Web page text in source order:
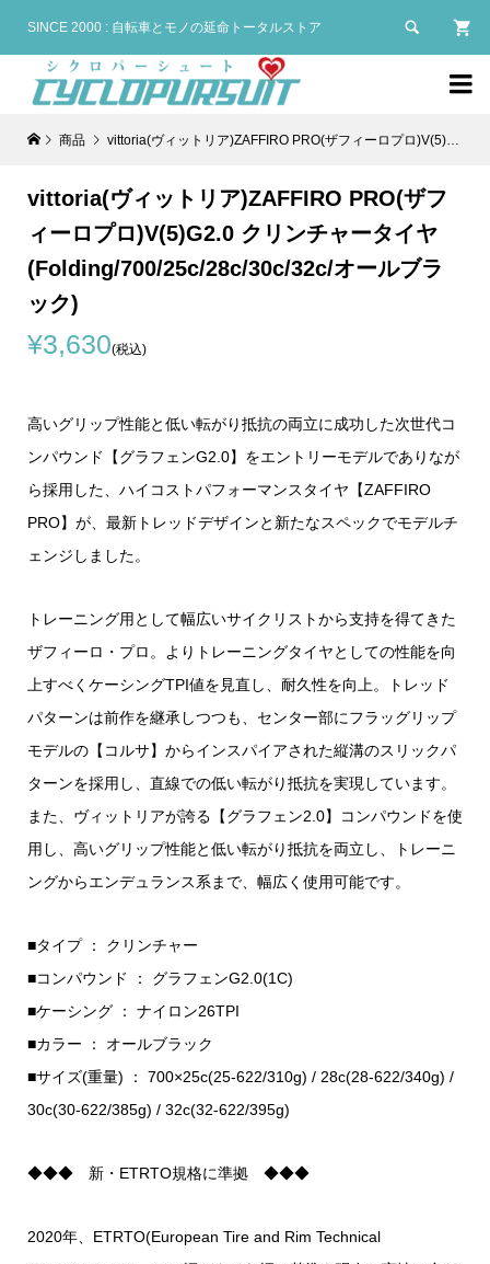
SINCE 2000 : 自転車とモノの延命トータルストア 

商品 vittoria(ヴィットリア)ZAFFIRO PRO(ザフィーロプロ)V(5)G2.0 クリンチャータイヤ(Folding/700/25c/28c/30c/32c/オールブラック)
vittoria(ヴィットリア)ZAFFIRO PRO(ザフ
ィーロプロ)V(5)G2.0 クリンチャータイヤ
(Folding/700/25c/28c/30c/32c/オールブラ
ック)
¥3,630(税込)
高いグリップ性能と低い転がり抵抗の両立に成功した次世代コ
ンパウンド【グラフェンG2.0】をエントリーモデルでありなが
ら採用した、ハイコストパフォーマンスタイヤ【ZAFFIRO
PRO】が、最新トレッドデザインと新たなスペックでモデルチ
ェンジしました。
トレーニング用として幅広いサイクリストから支持を得てきた
ザフィーロ・プロ。よりトレーニングタイヤとしての性能を向
上すべくケーシングTPI値を見直し、耐久性を向上。トレッド
パターンは前作を継承しつつも、センター部にフラッグリップ
モデルの【コルサ】からインスパイアされた縦溝のスリックパ
ターンを採用し、直線での低い転がり抵抗を実現しています。
また、ヴィットリアが誇る【グラフェン2.0】コンパウンドを使
用し、高いグリップ性能と低い転がり抵抗を両立し、トレーニ
ングからエンデュランス系まで、幅広く使用可能です。
■タイプ ： クリンチャー
■コンパウンド ： グラフェンG2.0(1C)
■ケーシング ： ナイロン26TPI
■カラー ： オールブラック
■サイズ(重量) ： 700×25c(25-622/310g) / 28c(28-622/340g) /
30c(30-622/385g) / 32c(32-622/395g)
◆◆◆ 新・ETRTO規格に準拠 ◆◆◆
2020年、ETRTO(European Tire and Rim Technical